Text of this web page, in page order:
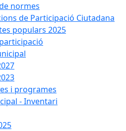
normes
de Participació Ciutadana
populars 2025
i programes
- Inventari